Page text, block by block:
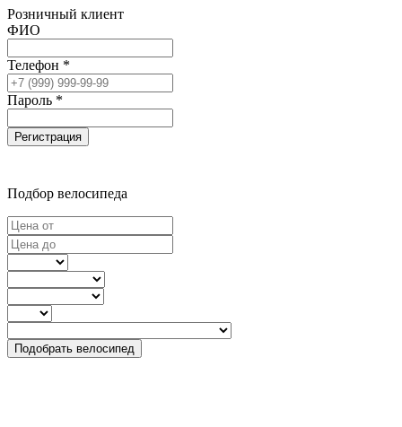
Розничный клиент
ФИО
Телефон *
Пароль *
Регистрация
Подбор велосипеда
Подобрать велосипед